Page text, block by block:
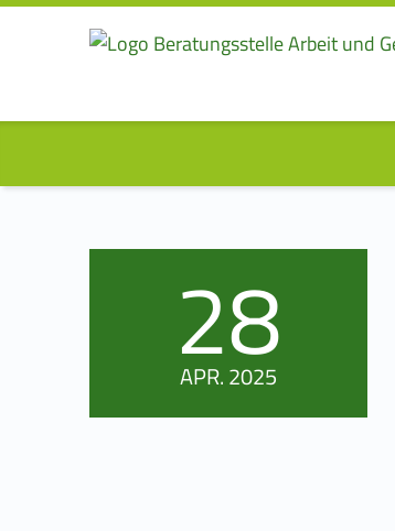
GESUNDHEIT
POSTED ON:
28
APR.2025